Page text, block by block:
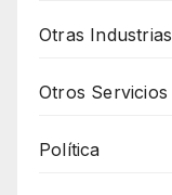
Otras Industrias
Otros Servicios
Política